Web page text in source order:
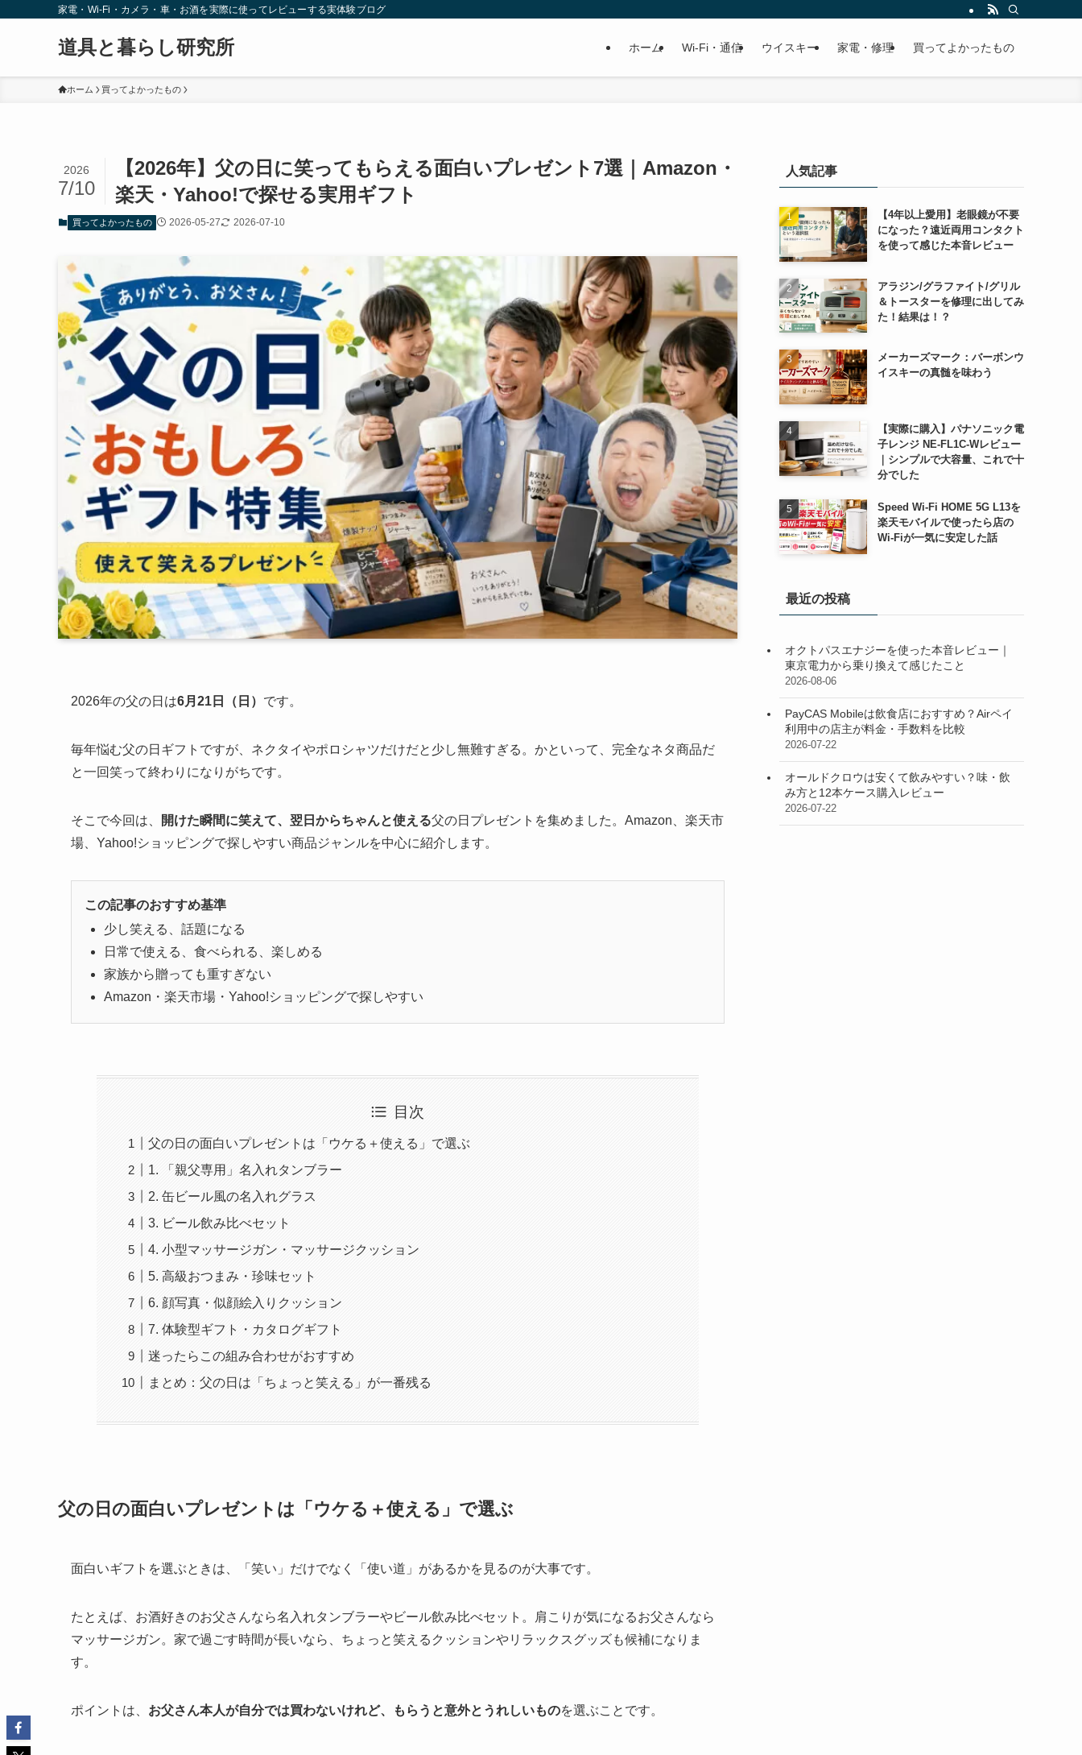
家電・Wi-Fi・カメラ・車・お酒を実際に使ってレビューする実体験ブログ
道具と暮らし研究所 ホーム Wi-Fi・通信 ウイスキー 家電・修理 買ってよかったもの
ホーム 買ってよかったもの
【2026年】父の日に笑ってもらえる面白いプレゼント7選｜Amazon・
楽天・Yahoo!で探せる実用ギフト
2026
7/10
買ってよかったもの 2026-05-27 2026-07-10
2026年の父の日は6月21日（日） です。
毎年悩む父の日ギフトですが、ネクタイやポロシャツだけだと少し無難すぎる。かといって、完全なネタ商品だ
と一回笑って終わりになりがちです。
そこで今回は、 開けた瞬間に笑えて、翌日からちゃんと使える父の日プレゼントを集めました。Amazon、楽天市
場、Yahoo!ショッピングで探しやすい商品ジャンルを中心に紹介します。
この記事のおすすめ基準
少し笑える、話題になる
日常で使える、食べられる、楽しめる
家族から贈っても重すぎない
Amazon・楽天市場・Yahoo!ショッピングで探しやすい
目次
父の日の面白いプレゼントは「ウケる＋使える」で選ぶ
1. 「親父専用」名入れタンブラー
2. 缶ビール風の名入れグラス
3. ビール飲み比べセット
4. 小型マッサージガン・マッサージクッション
5. 高級おつまみ・珍味セット
6. 顔写真・似顔絵入りクッション
7. 体験型ギフト・カタログギフト
迷ったらこの組み合わせがおすすめ
まとめ：父の日は「ちょっと笑える」が一番残る
父の日の面白いプレゼントは「ウケる＋使える」で選ぶ
面白いギフトを選ぶときは、「笑い」だけでなく「使い道」があるかを見るのが大事です。
たとえば、お酒好きのお父さんなら名入れタンブラーやビール飲み比べセット。肩こりが気になるお父さんなら
マッサージガン。家で過ごす時間が長いなら、ちょっと笑えるクッションやリラックスグッズも候補になりま
す。
ポイントは、 お父さん本人が自分では買わないけれど、もらうと意外とうれしいものを選ぶことです。
人気記事
【4年以上愛用】老眼鏡が不要
になった？遠近両用コンタクト
を使って感じた本音レビュー
アラジン/グラファイト/グリル
＆トースターを修理に出してみ
た！結果は！？
メーカーズマーク：バーボンウ
イスキーの真髄を味わう
【実際に購入】パナソニック電
子レンジ NE-FL1C-Wレビュー
｜シンプルで大容量、これで十
分でした
Speed Wi-Fi HOME 5G L13を
楽天モバイルで使ったら店の
Wi-Fiが一気に安定した話
最近の投稿
オクトパスエナジーを使った本音レビュー｜
東京電力から乗り換えて感じたこと
2026-08-06
PayCAS Mobileは飲食店におすすめ？Airペイ
利用中の店主が料金・手数料を比較
2026-07-22
オールドクロウは安くて飲みやすい？味・飲
み方と12本ケース購入レビュー
2026-07-22